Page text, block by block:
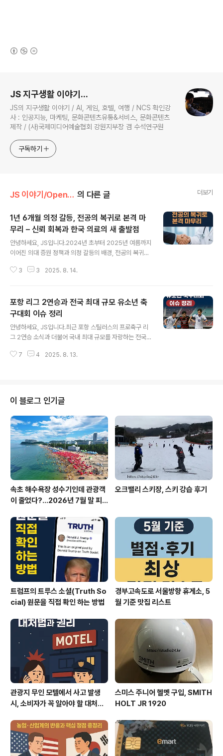
JS 지구생활 이야기...
JS의 지구생활 이야기 / AI, 게임, 호텔, 여행 / NCS 확인강
사 : 인공지능, 마케팅, 문화콘텐츠유통&서비스, 문화콘텐츠
제작 / (사)국제미디어예술협회 강원지부장 겸 수석연구원
구독하기
JS 이야기/Open AI 의 다른 글 더보기
1년 6개월 의정 갈등, 전공의 복귀로 본격 마
무리 – 신뢰 회복과 한국 의료의 새 출발점
안녕하세요, JS입니다.2024년 초부터 2025년 여름까지
이어진 의대 증원 정책과 의정 갈등의 배경, 전공의 복귀의
부·한국산업인력공단 자료와 주요 의료계·정부 공식 입장
증원 정책 발표 이후 의료계 집단 반발과 전공의 집단 사직
사태2025년 8월, 정부의 복귀 방안 수용과 전공의 복귀
시작, 1년 6개월 만에 의정 갈등 마무리 수순주요 갈등 요
인: 정책 일방주의, 신뢰 부족, 지방·필수의료 불균형, 수련
환경 개선 요구복귀 이후 과제: 신뢰 회복, 수련 구조 개편,
필수과 강화, 지역의료 균형, 인력 수급 안정이번 복귀는 갈
3 3 2025. 8. 14.
포항 리그 2연승과 전국 최대 규모 유소년 축
구대회 이슈 정리
안녕하세요, JS입니다.최근 포항 스틸러스의 프로축구 리
그 2연승 소식과 더불어 국내 최대 규모를 자랑하는 전국
회’ 현황 및 의미를 하나로 묶어 체육과 스포츠 현장의 최근
K리그1 포항 스틸러스가 광주FC에 1-0 승리하며 두 달 만
에 리그 2연승 달성, 현재 리그 4위에 올라서며 상승세.전
국 최대 규모 유소년 축구대회인 2025 화랑대기 전국 유
소년 축구대회가 경주 전역에서 765개 팀, 1만4,000여
명 선수단 참가로 역대 최대 규모로 개최.대회는 1차(U-11·
U-12)와..
7 4 2025. 8. 13.
이 블로그 인기글
속초 해수욕장 성수기인데 관광객
이 줄었다?…2026년 7월 말 피
오크밸리 스키장, 스키 강습 후기
트럼프의 트루스 소셜(Truth So
cial) 원문을 직접 확인 하는 방법
경부고속도로 서울방향 휴게소, 5
월 기준 맛집 리스트
관광지 무인 모텔에서 사고 발생
시, 소비자가 꼭 알아야 할 대처법
스미스 주니어 헬멧 구입, SMITH
HOLT JR 1920